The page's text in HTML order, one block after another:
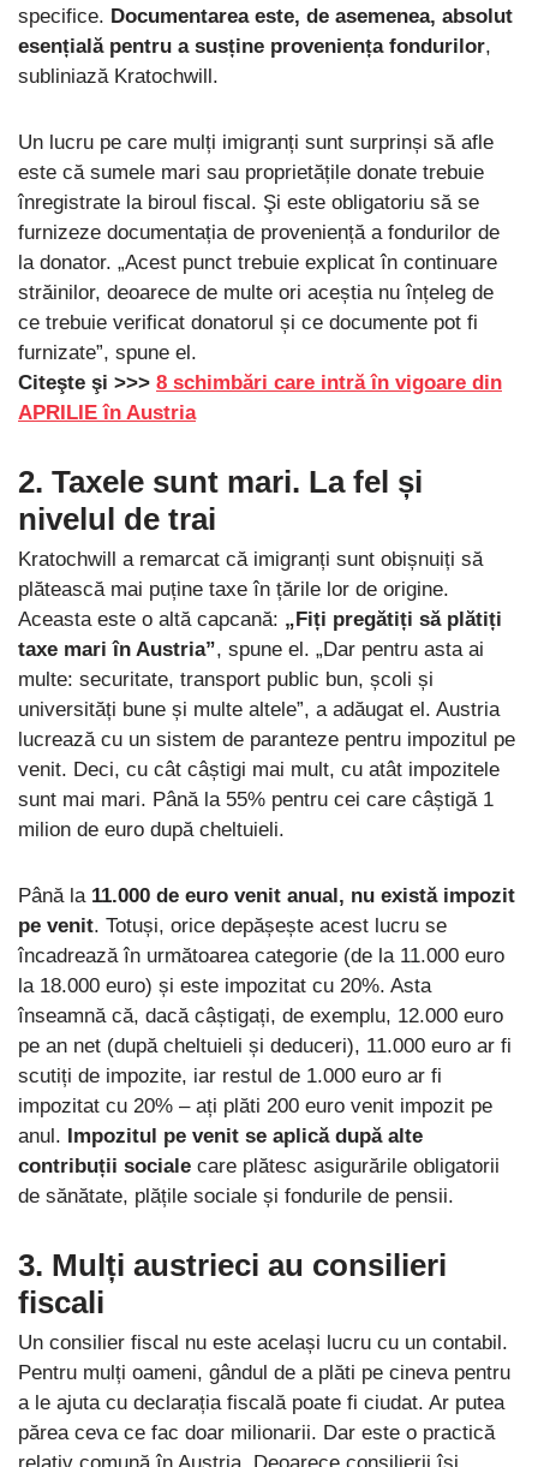
specifice. Documentarea este, de asemenea, absolut
esențială pentru a susține proveniența fondurilor,
subliniază Kratochwill.
Un lucru pe care mulți imigranți sunt surprinși să afle
este că sumele mari sau proprietățile donate trebuie
înregistrate la biroul fiscal. Şi este obligatoriu să se
furnizeze documentația de proveniență a fondurilor de
la donator. „Acest punct trebuie explicat în continuare
străinilor, deoarece de multe ori aceștia nu înțeleg de
ce trebuie verificat donatorul și ce documente pot fi
furnizate”, spune el.
Citeşte şi >>> 8 schimbări care intră în vigoare din
APRILIE în Austria
2. Taxele sunt mari. La fel și
nivelul de trai
Kratochwill a remarcat că imigranți sunt obișnuiți să
plătească mai puține taxe în țările lor de origine.
Aceasta este o altă capcană: „Fiți pregătiți să plătiți
taxe mari în Austria”, spune el. „Dar pentru asta ai
multe: securitate, transport public bun, școli și
universități bune și multe altele”, a adăugat el. Austria
lucrează cu un sistem de paranteze pentru impozitul pe
venit. Deci, cu cât câștigi mai mult, cu atât impozitele
sunt mai mari. Până la 55% pentru cei care câștigă 1
milion de euro după cheltuieli.
Până la 11.000 de euro venit anual, nu există impozit
pe venit. Totuși, orice depășește acest lucru se
încadrează în următoarea categorie (de la 11.000 euro
la 18.000 euro) și este impozitat cu 20%. Asta
înseamnă că, dacă câștigați, de exemplu, 12.000 euro
pe an net (după cheltuieli și deduceri), 11.000 euro ar fi
scutiți de impozite, iar restul de 1.000 euro ar fi
impozitat cu 20% – ați plăti 200 euro venit impozit pe
anul. Impozitul pe venit se aplică după alte
contribuții sociale care plătesc asigurările obligatorii
de sănătate, plățile sociale și fondurile de pensii.
3. Mulți austrieci au consilieri
fiscali
Un consilier fiscal nu este același lucru cu un contabil.
Pentru mulți oameni, gândul de a plăti pe cineva pentru
a le ajuta cu declarația fiscală poate fi ciudat. Ar putea
părea ceva ce fac doar milionarii. Dar este o practică